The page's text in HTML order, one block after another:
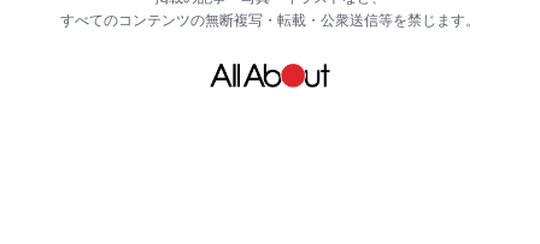
すべてのコンテンツの無断複写・転載・公衆送信等を禁じます。